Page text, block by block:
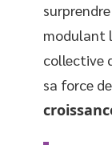
modulant
collective
sa force